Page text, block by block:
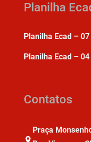
Planilha
Planilha Ecad –
Planilha Ecad –
Contatos
Praça